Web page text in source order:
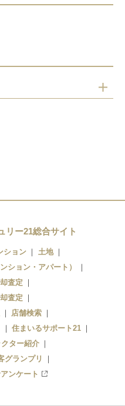
リー21総合サイト
ション
土地
ション・アパート）
査定
査定
店舗検索
住まいるサポート21
ター紹介
グランプリ
ンケート